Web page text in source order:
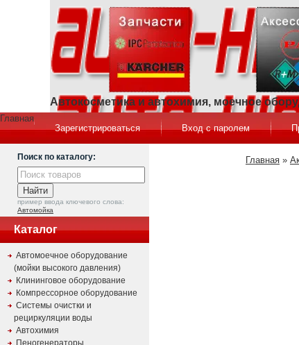
Автокосметика и автохимия, моечное
Главная
Зарегистрироваться
Вход с паролем
Поиск по каталогу:
пример ввода ключевого слова:
Автомойка
Каталог
Автомоечное оборудование
(мойки высокого давления)
Клининговое оборудование
Компрессорное оборудование
Системы очистки и
рециркуляции воды
Автохимия
Пеногенераторы
Главная »